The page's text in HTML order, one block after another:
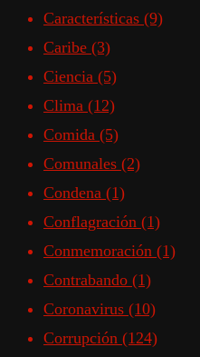
Características (9)
Caribe (3)
Ciencia (5)
Clima (12)
Comida (5)
Comunales (2)
Condena (1)
Conflagración (1)
Conmemoración (1)
Contrabando (1)
Coronavirus (10)
Corrupción (124)